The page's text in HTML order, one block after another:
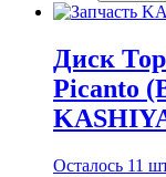
Диск
Picanto
Осталось 11